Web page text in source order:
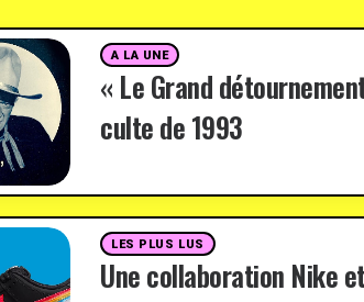
A LA UNE
« Le Grand
culte de 1993
LES PLUS LUS
Une collaboration Nike